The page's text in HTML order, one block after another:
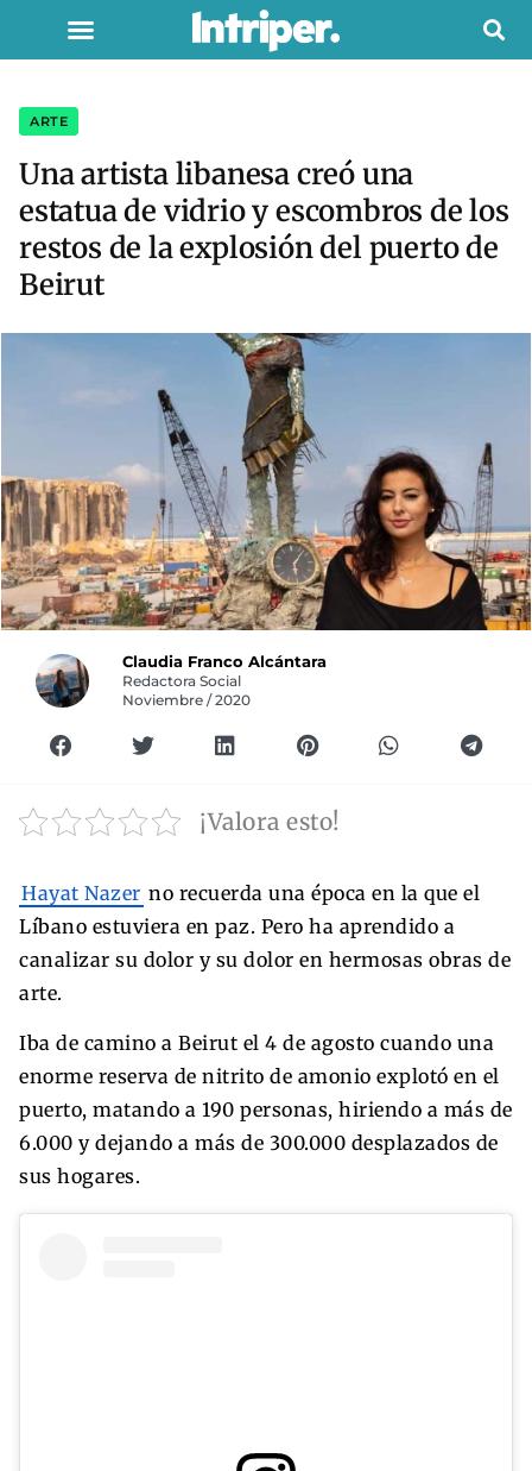
ARTE
Una artista libanesa creó una
estatua de vidrio y escombros de los
restos de la explosión del puerto de
Beirut
Claudia Franco Alcántara
Redactora Social
Noviembre / 2020
¡Valora esto!
Hayat Nazer no recuerda una época en la que el
Líbano estuviera en paz. Pero ha aprendido a
canalizar su dolor y su dolor en hermosas obras de
arte.
Iba de camino a Beirut el 4 de agosto cuando una
enorme reserva de nitrito de amonio explotó en el
puerto, matando a 190 personas, hiriendo a más de
6.000 y dejando a más de 300.000 desplazados de
sus hogares.